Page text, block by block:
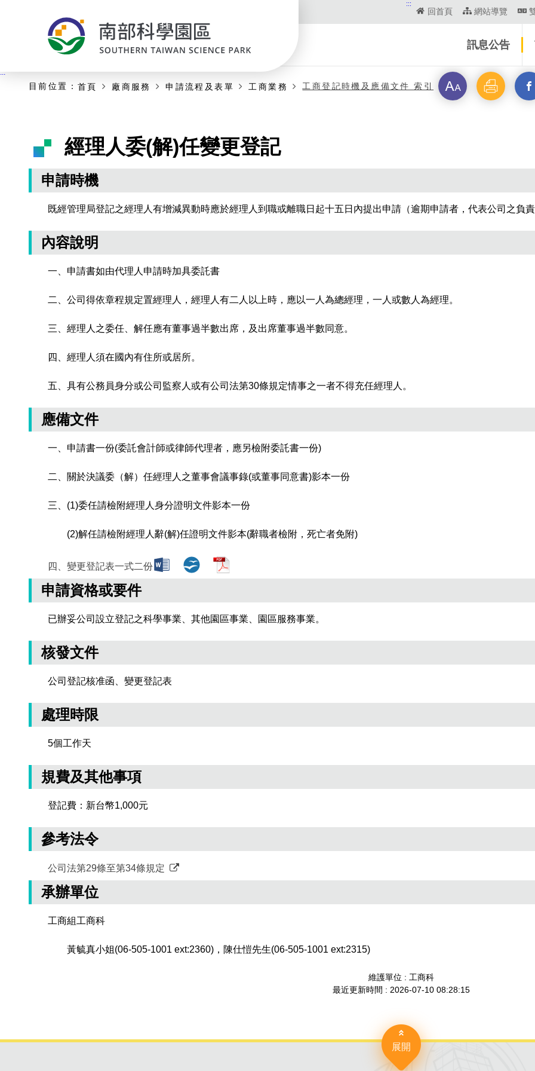
:::
回首頁 網站導覽
訊息公告
主要內容開始
:::
目前位置： 首頁 廠商服務 申請流程及表單 工商業務 工商登記時機及應備文件 索引 字 列 另
新
窗
_
經理人委(解)任變更登記
申請時機
既經管理局登記之經理人有增減異動時應於經理人到職或離職日起十五日內提出申請（逾期申請者，代表公司之負
內容說明
一、申請書如由代理人申請時加具委託書
二、公司得依章程規定置經理人，經理人有二人以上時，應以一人為總經理，一人或數人為經理。
三、經理人之委任、解任應有董事過半數出席，及出席董事過半數同意。
四、經理人須在國內有住所或居所。
五、具有公務員身分或公司監察人或有公司法第30條規定情事之一者不得充任經理人。
應備文件
一、申請書一份(委託會計師或律師代理者，應另檢附委託書一份)
二、關於決議委（解）任經理人之董事會議事錄(或董事同意書)影本一份
三、(1)委任請檢附經理人身分證明文件影本一份
(2)解任請檢附經理人辭(解)任證明文件影本(辭職者檢附，死亡者免附)
四、變更登記表一式二份
申請資格或要件
已辦妥公司設立登記之科學事業、其他園區事業、園區服務事業。
核發文件
公司登記核准函、變更登記表
處理時限
5個工作天
規費及其他事項
登記費：新台幣1,000元
參考法令
公司法第29條至第34條規定
承辦單位
工商組工商科
黃毓真小姐(06-505-1001 ext:2360)，陳仕愷先生(06-505-1001 ext:2315)
維護單位 : 工商科
最近更新時間 : 2026-07-10 08:28:15
展開